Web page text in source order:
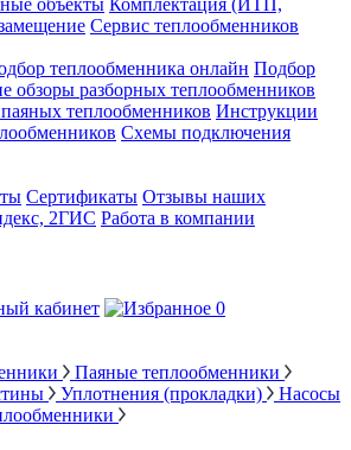
объекты Комплектация (ИТП,
Сервис теплообменников
теплообменника онлайн Подбор
обзоры разборных теплообменников
теплообменников Инструкции
Схемы подключения
Сертификаты Отзывы наших
2ГИС Работа в компании
0
Паяные теплообменники
Уплотнения (прокладки)
Насосы